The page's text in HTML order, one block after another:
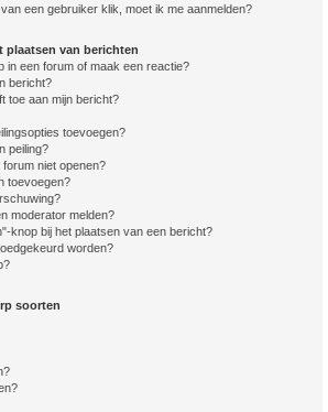
een gebruiker klik, moet ik me aanmelden?
plaatsen van berichten
in een forum of maak een reactie?
bericht?
toe aan mijn bericht?
toevoegen?
peiling?
niet openen?
toevoegen?
moderator melden?
knop bij het plaatsen van een bericht?
worden?
soorten